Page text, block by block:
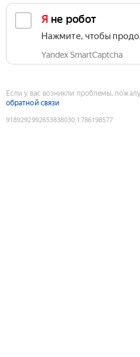
Я не робот
Нажмите, чтобы
Yandex SmartCaptcha
Если у вас возникли проблемы,
обратной связи
9189292992653838030:1786198577